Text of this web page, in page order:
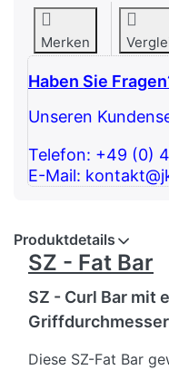
Merken
Haben Sie
Unseren
Telefon: +49 (0)
E-Mail:
Produktdetails
SZ - Fat Bar
SZ - Curl Bar mit
Griffdurchmesser
Diese SZ-Fat Bar